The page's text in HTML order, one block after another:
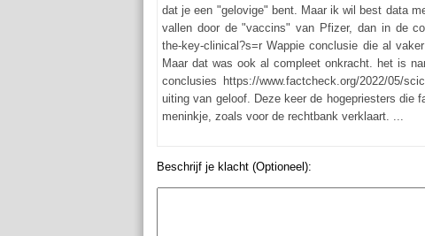
dat je een "gelovige" bent. Maar ik wil best data
vallen door de "vaccins" van Pfizer, dan in de
the-key-clinical?s=r Wappie conclusie die al
Maar dat was ook al compleet onkracht. het is
conclusies https://www.factcheck.org/2022/05/
uiting van geloof. Deze keer de hogepriesters die
meninkje, zoals voor de rechtbank verklaart. ...
Beschrijf je klacht (Optioneel):